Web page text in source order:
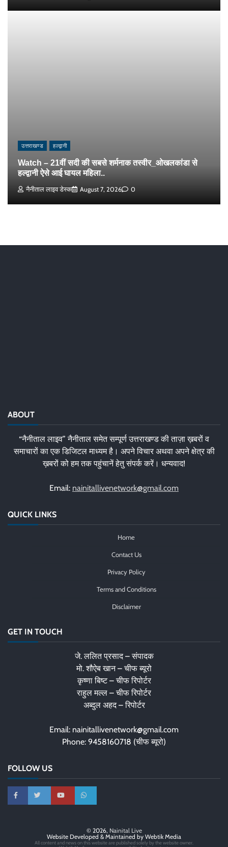
उत्तराखण्ड हल्द्वानी
Watch – 21वीं सदी की सबसे शर्मनाक तस्वीर_ओखलकांडा से
हल्द्वानी ऐसे आई घायल महिला..
नैनीताल लाइव डेस्क August 7, 2026 0
ABOUT
“नैनीताल लाइव” नैनीताल समेत सम्पूर्ण उत्तराखण्ड की ताज़ा ख़बरों व
समाचारों का एक डिजिटल माध्यम है। अपने विचार अथवा अपने क्षेत्र की
ख़बरों को हम तक पहुंचानें हेतु संपर्क करें। धन्यवाद!
Email: nainitallivenetwork@gmail.com
QUICK LINKS
Home
Contact Us
Privacy Policy
Terms and Conditions
Disclaimer
GET IN TOUCH
जे. ललित प्रसाद – संपादक
मो. शौऐब खान – चीफ ब्यूरो
कृष्णा बिष्ट – चीफ रिपोर्टर
राहुल मल्ल – चीफ रिपोर्टर
अब्दुल अहद – रिपोर्टर
Email: nainitallivenetwork@gmail.com
Phone: 9458160718 (चीफ ब्यूरो)
FOLLOW US
© 2026, Nainital Live
Website Developed & Maintained by Webtik Media
All content and news on this website are published solely by the website owner.